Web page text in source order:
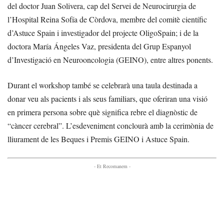
del doctor Juan Solivera, cap del Servei de Neurocirurgia de
l’Hospital Reina Sofía de Còrdova, membre del comitè científic
d’Astuce Spain i investigador del projecte OligoSpain; i de la
doctora María Ángeles Vaz, presidenta del Grup Espanyol
d’Investigació en Neurooncologia (GEINO), entre altres ponents.
Durant el workshop també se celebrarà una taula destinada a
donar veu als pacients i als seus familiars, que oferiran una visió
en primera persona sobre què significa rebre el diagnòstic de
“càncer cerebral”. L’esdeveniment conclourà amb la cerimònia de
lliurament de les Beques i Premis GEINO i Astuce Spain.
- Et Recomanem -